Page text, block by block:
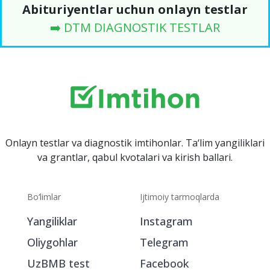
Abituriyentlar uchun onlayn testlar
➡️ DTM DIAGNOSTIK TESTLAR
Onlayn testlar va diagnostik imtihonlar. Ta‘lim yangiliklari
va grantlar, qabul kvotalari va kirish ballari.
Bo‘limlar
Yangiliklar
Oliygohlar
UzBMB test
Ijtimoiy tarmoqlarda
Instagram
Telegram
Facebook